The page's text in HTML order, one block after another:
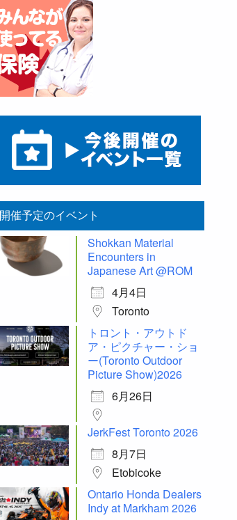
開催予定のイベント
Shokkan Material
Encounters in
Japanese Art @ROM
4月4日
Toronto
トロント・アウトド
ア・ピクチャー・ショ
ー(Toronto Outdoor
Picture Show)2026
6月26日
JerkFest Toronto 2026
8月7日
Etobicoke
Ontario Honda Dealers
Indy at Markham 2026